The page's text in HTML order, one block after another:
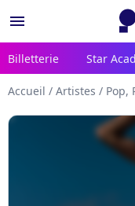
menu
Billetterie Star
Accueil / Artistes / Pop,